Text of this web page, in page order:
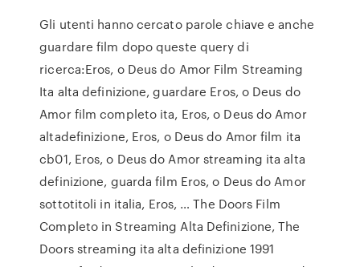
Gli utenti hanno cercato parole chiave e anche
guardare film dopo queste query di
ricerca:Eros, o Deus do Amor Film Streaming
Ita alta definizione, guardare Eros, o Deus do
Amor film completo ita, Eros, o Deus do Amor
altadefinizione, Eros, o Deus do Amor film ita
cb01, Eros, o Deus do Amor streaming ita alta
definizione, guarda film Eros, o Deus do Amor
sottotitoli in italia, Eros, … The Doors Film
Completo in Streaming Alta Definizione, The
Doors streaming ita alta definizione 1991